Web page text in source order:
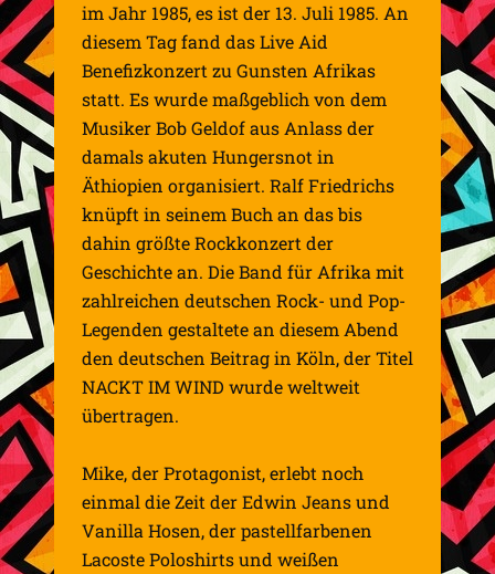
im Jahr 1985, es ist der 13. Juli 1985. An
diesem Tag fand das Live Aid
Benefizkonzert zu Gunsten Afrikas
statt. Es wurde maßgeblich von dem
Musiker Bob Geldof aus Anlass der
damals akuten Hungersnot in
Äthiopien organisiert. Ralf Friedrichs
knüpft in seinem Buch an das bis
dahin größte Rockkonzert der
Geschichte an. Die Band für Afrika mit
zahlreichen deutschen Rock- und Pop-
Legenden gestaltete an diesem Abend
den deutschen Beitrag in Köln, der Titel
NACKT IM WIND wurde weltweit
übertragen.
Mike, der Protagonist, erlebt noch
einmal die Zeit der Edwin Jeans und
Vanilla Hosen, der pastellfarbenen
Lacoste Poloshirts und weißen